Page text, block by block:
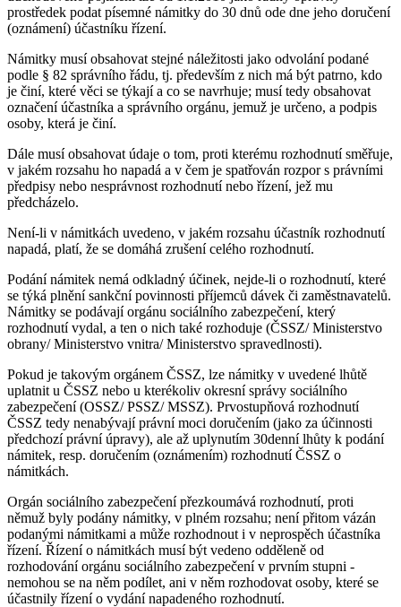
prostředek podat písemné námitky do 30 dnů ode dne jeho doručení
(oznámení) účastníku řízení.
Námitky musí obsahovat stejné náležitosti jako odvolání podané
podle § 82 správního řádu, tj. především z nich má být patrno, kdo
je činí, které věci se týkají a co se navrhuje; musí tedy obsahovat
označení účastníka a správního orgánu, jemuž je určeno, a podpis
osoby, která je činí.
Dále musí obsahovat údaje o tom, proti kterému rozhodnutí směřuje,
v jakém rozsahu ho napadá a v čem je spatřován rozpor s právními
předpisy nebo nesprávnost rozhodnutí nebo řízení, jež mu
předcházelo.
Není-li v námitkách uvedeno, v jakém rozsahu účastník rozhodnutí
napadá, platí, že se domáhá zrušení celého rozhodnutí.
Podání námitek nemá odkladný účinek, nejde-li o rozhodnutí, které
se týká plnění sankční povinnosti příjemců dávek či zaměstnavatelů.
Námitky se podávají orgánu sociálního zabezpečení, který
rozhodnutí vydal, a ten o nich také rozhoduje (ČSSZ/ Ministerstvo
obrany/ Ministerstvo vnitra/ Ministerstvo spravedlnosti).
Pokud je takovým orgánem ČSSZ, lze námitky v uvedené lhůtě
uplatnit u ČSSZ nebo u kterékoliv okresní správy sociálního
zabezpečení (OSSZ/ PSSZ/ MSSZ). Prvostupňová rozhodnutí
ČSSZ tedy nenabývají právní moci doručením (jako za účinnosti
předchozí právní úpravy), ale až uplynutím 30denní lhůty k podání
námitek, resp. doručením (oznámením) rozhodnutí ČSSZ o
námitkách.
Orgán sociálního zabezpečení přezkoumává rozhodnutí, proti
němuž byly podány námitky, v plném rozsahu; není přitom vázán
podanými námitkami a může rozhodnout i v neprospěch účastníka
řízení. Řízení o námitkách musí být vedeno odděleně od
rozhodování orgánu sociálního zabezpečení v prvním stupni -
nemohou se na něm podílet, ani v něm rozhodovat osoby, které se
účastnily řízení o vydání napadeného rozhodnutí.